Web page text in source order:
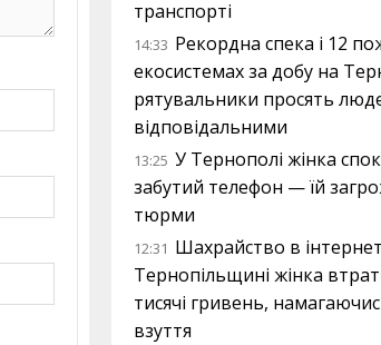
транспорті
14:33 Рекордна спека і 12
екосистемах за добу на
рятувальники просять
відповідальними
13:25 У Тернополі жінка
забутий телефон — їй
тюрми
12:31 Шахрайство в
Тернопільщині жінка
тисячі гривень,
взуття